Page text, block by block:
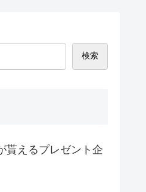
検索
貰えるプレゼント企